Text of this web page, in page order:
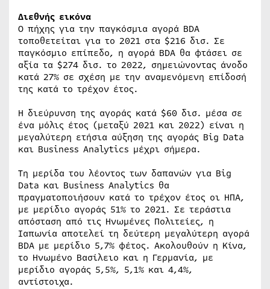
Διεθνής εικόνα
Ο πήχης για την παγκόσμια αγορά BDA
τοποθετείται για το 2021 στα $216 δισ. Σε
παγκόσμιο επίπεδο, η αγορά BDA θα φτάσει σε
αξία τα $274 δισ. το 2022, σημειώνοντας άνοδο
κατά 27% σε σχέση με την αναμενόμενη επίδοσή
της κατά το τρέχον έτος.
Η διεύρυνση της αγοράς κατά $60 δισ. μέσα σε
ένα μόλις έτος (μεταξύ 2021 και 2022) είναι η
μεγαλύτερη ετήσια αύξηση της αγοράς Big Data
και Business Analytics μέχρι σήμερα.
Τη μερίδα του λέοντος των δαπανών για Big
Data και Business Analytics θα
πραγματοποιήσουν κατά το τρέχον έτος οι ΗΠΑ,
με μερίδιο αγοράς 51% το 2021. Σε τεράστια
απόσταση από τις Ηνωμένες Πολιτείες, η
Ιαπωνία αποτελεί τη δεύτερη μεγαλύτερη αγορά
BDA με μερίδιο 5,7% φέτος. Ακολουθούν η Κίνα,
το Ηνωμένο Βασίλειο και η Γερμανία, με
μερίδιο αγοράς 5,5%, 5,1% και 4,4%,
αντίστοιχα.